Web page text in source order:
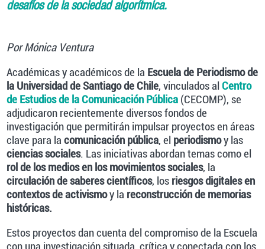
desafíos de la sociedad algorítmica.
Por Mónica Ventura
Académicas y académicos de la Escuela de Periodismo de
la Universidad de Santiagode Chile, vinculados al Centro
de Estudios de la Comunicación Pública (CECOMP), se
adjudicaron recientemente diversos fondos de
investigación que permitirán impulsar proyectos en áreas
clave para lacomunicación pública, el periodismoy las
ciencias sociales. Las iniciativas abordan temas como el
rol de los medios en los movimientos sociales, la
circulación de saberes científicos, los riesgos digitales en
contextos de activismoy la reconstrucción de memorias
históricas.
Estos proyectos dan cuenta del compromiso de la Escuela
con una investigación situada, crítica y conectada con los